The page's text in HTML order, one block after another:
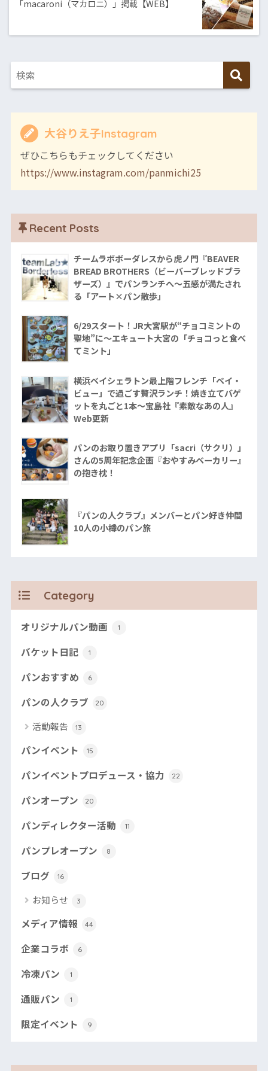
「macaroni（マカロニ）」掲載【WEB】
大谷りえ子Instagram
ぜひこちらもチェックしてください
https://www.instagram.com/panmichi25
Recent Posts
チームラボボーダレスから虎ノ門『BEAVER
BREAD BROTHERS（ビーバーブレッドブラ
ザーズ）』でパンランチへ〜五感が満たされ
る「アート×パン散歩」
6/29スタート！JR大宮駅が“チョコミントの
聖地”に〜エキュート大宮の「チョコっと食べ
てミント」
横浜ベイシェラトン最上階フレンチ「ベイ・
ビュー」で過ごす贅沢ランチ！焼き立てバゲ
ットを丸ごと1本〜宝島社『素敵なあの人』
Web更新
パンのお取り置きアプリ「sacri（サクリ）」
さんの5周年記念企画『おやすみベーカリー』
の抱き枕！
『パンの人クラブ』メンバーとパン好き仲間
10人の小樽のパン旅
Category
オリジナルパン動画 1
バケット日記 1
パンおすすめ 6
パンの人クラブ 20
活動報告 13
パンイベント 15
パンイベントプロデュース・協力 22
パンオープン 20
パンディレクター活動 11
パンプレオープン 8
ブログ 16
お知らせ 3
メディア情報 44
企業コラボ 6
冷凍パン 1
通販パン 1
限定イベント 9